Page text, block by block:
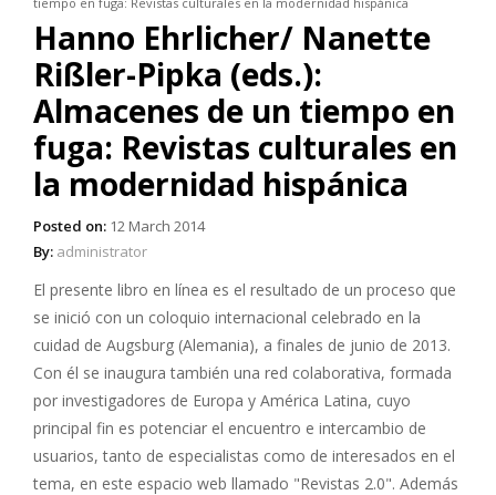
Hanno Ehrlicher/ Nanette
Rißler-Pipka (eds.):
Almacenes de un tiempo en
fuga: Revistas culturales en
la modernidad hispánica
Posted on: 12 March 2014
By: administrator
El presente libro en línea es el resultado de un proceso que
se inició con un coloquio internacional celebrado en la
cuidad de Augsburg (Alemania), a finales de junio de 2013.
Con él se inaugura también una red colaborativa, formada
por investigadores de Europa y América Latina, cuyo
principal fin es potenciar el encuentro e intercambio de
usuarios, tanto de especialistas como de interesados en el
tema, en este espacio web llamado "Revistas 2.0". Además